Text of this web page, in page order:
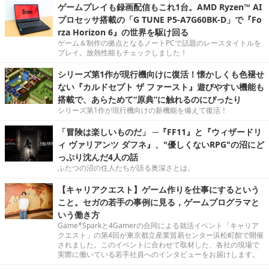
ゲームプレイも録画配信もこれ1台。AMD Ryzen™ AI
プロセッサ搭載の「G TUNE P5-A7G60BK-D」で『Fo
rza Horizon 6』の世界を駆け回る
ゲーム＆制作の拠点となるノートPCで話題のレースタイトルを
プレイ。放熱性能もチェックしました！
シリーズ第1作が現行機向けに復活！懐かしくも色褪せ
ない『カルドセプト ザ ファースト』遊びやすい機能も
搭載で、あらためて“原典”に触れるのにぴったり
シリーズ第1作が現行機向けの新機能を備えて復活！
「冒険は楽しいものだ」 ─『FF11』と『ウィザードリ
ィ ヴァリアンツ ダフネ』、"優しくないRPG"の沼にど
っぷり沈んだ4人の話
ふたつの沼の住人たちが語る奥深さとは。
【キャリアクエスト】ゲーム作りを仕事にするという
こと。セガの若手の事例に見る，ゲームプログラマと
いう働き方
Game*Sparkと4Gamerの合同による就活イベント「キャリア
クエスト」の第4回が東京都立産業貿易センター浜松町館で開催
されました。このイベントに合わせて取材した、各社の現場で
実際に働いている若手社員へのインタビューをお届けします。